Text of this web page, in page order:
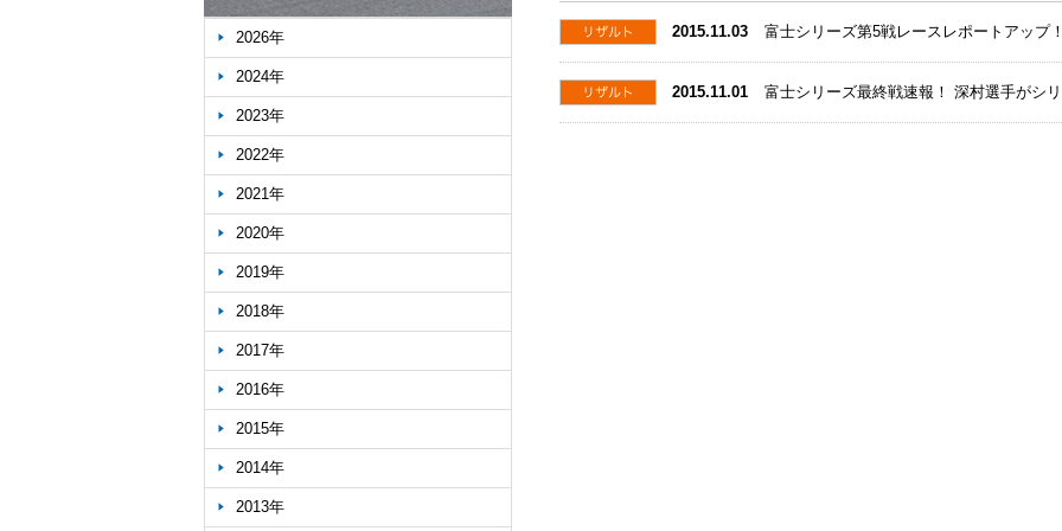
2015.11.03 富士シリーズ第5戦レースレポートアップ！
2015.11.01 富士シリーズ最終戦速報！ 深村選手がシ
2026年
2024年
2023年
2022年
2021年
2020年
2019年
2018年
2017年
2016年
2015年
2014年
2013年